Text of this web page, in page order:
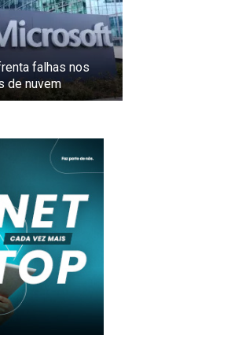
falhas nos
de nuvem